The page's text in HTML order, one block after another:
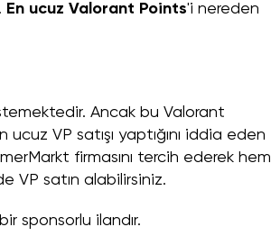
En ucuz Valorant Points'i nereden
Ancak bu Valorant
VP satışı yaptığını iddia eden
firmasını tercih ederek hem
VP satın alabilirsiniz.
sponsorlu ilandır.